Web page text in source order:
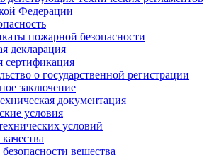
Федерации
пожарной безопасности
декларация
сертификация
о государственной регистрации
заключение
документация
условия
условий
вещества